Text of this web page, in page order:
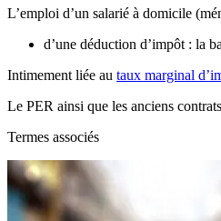
L’emploi d’un salarié à domicile
d’une déduction d’impôt : la
Intimement liée au taux marginal
Le PER ainsi que les anciens
Termes associés